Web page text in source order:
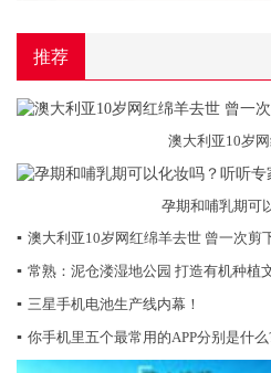
推荐
澳大利亚10岁
孕期和哺乳期可
▪ 澳大利亚10岁网红绵羊去世 曾一次剪
▪ 常熟：泥仓溇湿地公园 打造有机种植
▪ 三星手机电池生产线内幕！
▪ 你手机里五个最常用的APP分别是什么